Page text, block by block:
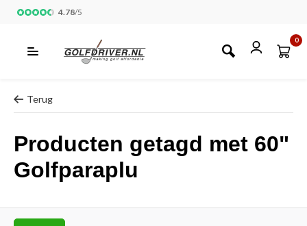
4.78/5
0
Terug
Producten getagd met 60"
Golfparaplu